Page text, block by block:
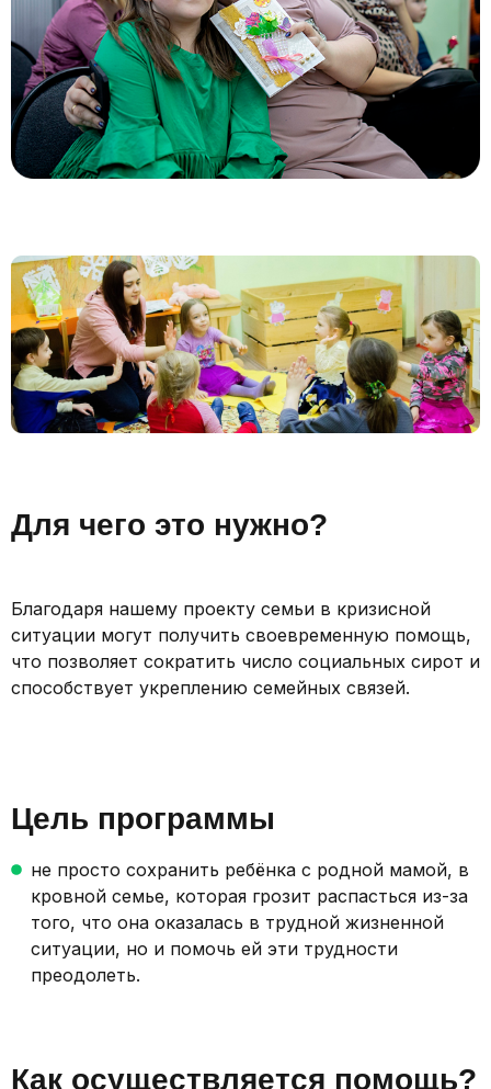
Для чего это нужно?
Благодаря нашему проекту семьи в кризисной
ситуации могут получить своевременную помощь,
что позволяет сократить число социальных сирот и
способствует укреплению семейных связей.
Цель программы
не просто сохранить ребёнка с родной мамой, в
кровной семье, которая грозит распасться из-за
того, что она оказалась в трудной жизненной
ситуации, но и помочь ей эти трудности
преодолеть.
Как осуществляется помощь?